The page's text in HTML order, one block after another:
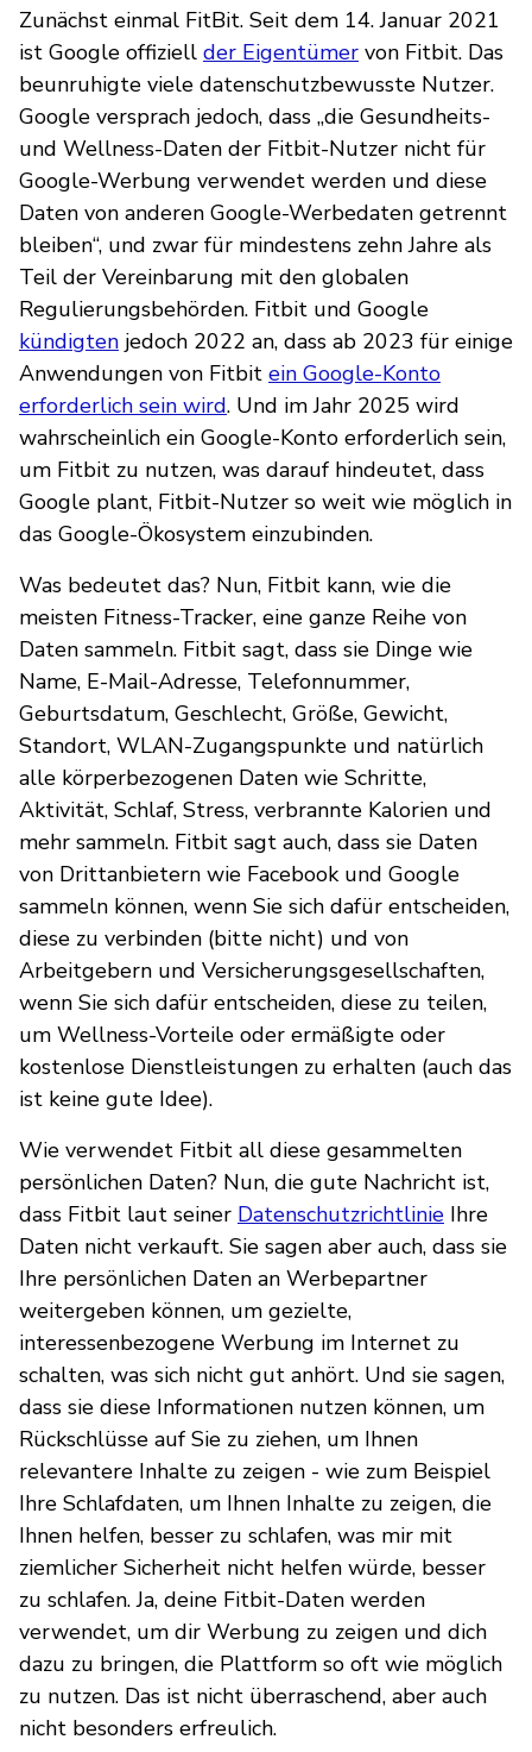
Zunächst einmal FitBit. Seit dem 14. Januar 2021
ist Google offiziell der Eigentümer von Fitbit. Das
beunruhigte viele datenschutzbewusste Nutzer.
Google versprach jedoch, dass „die Gesundheits-
und Wellness-Daten der Fitbit-Nutzer nicht für
Google-Werbung verwendet werden und diese
Daten von anderen Google-Werbedaten getrennt
bleiben“, und zwar für mindestens zehn Jahre als
Teil der Vereinbarung mit den globalen
Regulierungsbehörden. Fitbit und Google
kündigten jedoch 2022 an, dass ab 2023 für einige
Anwendungen von Fitbit ein Google-Konto
erforderlich sein wird. Und im Jahr 2025 wird
wahrscheinlich ein Google-Konto erforderlich sein,
um Fitbit zu nutzen, was darauf hindeutet, dass
Google plant, Fitbit-Nutzer so weit wie möglich in
das Google-Ökosystem einzubinden.
Was bedeutet das? Nun, Fitbit kann, wie die
meisten Fitness-Tracker, eine ganze Reihe von
Daten sammeln. Fitbit sagt, dass sie Dinge wie
Name, E-Mail-Adresse, Telefonnummer,
Geburtsdatum, Geschlecht, Größe, Gewicht,
Standort, WLAN-Zugangspunkte und natürlich
alle körperbezogenen Daten wie Schritte,
Aktivität, Schlaf, Stress, verbrannte Kalorien und
mehr sammeln. Fitbit sagt auch, dass sie Daten
von Drittanbietern wie Facebook und Google
sammeln können, wenn Sie sich dafür entscheiden,
diese zu verbinden (bitte nicht) und von
Arbeitgebern und Versicherungsgesellschaften,
wenn Sie sich dafür entscheiden, diese zu teilen,
um Wellness-Vorteile oder ermäßigte oder
kostenlose Dienstleistungen zu erhalten (auch das
ist keine gute Idee).
Wie verwendet Fitbit all diese gesammelten
persönlichen Daten? Nun, die gute Nachricht ist,
dass Fitbit laut seiner Datenschutzrichtlinie Ihre
Daten nicht verkauft. Sie sagen aber auch, dass sie
Ihre persönlichen Daten an Werbepartner
weitergeben können, um gezielte,
interessenbezogene Werbung im Internet zu
schalten, was sich nicht gut anhört. Und sie sagen,
dass sie diese Informationen nutzen können, um
Rückschlüsse auf Sie zu ziehen, um Ihnen
relevantere Inhalte zu zeigen - wie zum Beispiel
Ihre Schlafdaten, um Ihnen Inhalte zu zeigen, die
Ihnen helfen, besser zu schlafen, was mir mit
ziemlicher Sicherheit nicht helfen würde, besser
zu schlafen. Ja, deine Fitbit-Daten werden
verwendet, um dir Werbung zu zeigen und dich
dazu zu bringen, die Plattform so oft wie möglich
zu nutzen. Das ist nicht überraschend, aber auch
nicht besonders erfreulich.